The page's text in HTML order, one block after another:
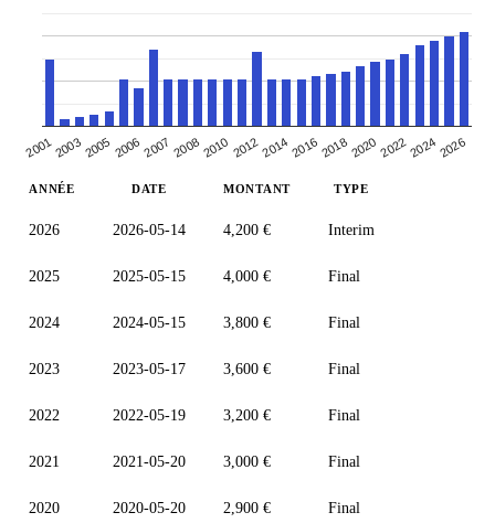
200120032005 20062007 20082010 20122014201620182020202220242026
ANNÉE DATE MONTANT TYPE
2026 2026-05-14 4,200 € Interim
2025 2025-05-15 4,000 € Final
2024 2024-05-15 3,800 € Final
2023 2023-05-17 3,600 € Final
2022 2022-05-19 3,200 € Final
2021 2021-05-20 3,000 € Final
2020 2020-05-20 2,900 € Final